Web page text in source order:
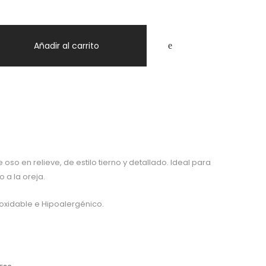
Añadir al carrito
en relieve, de estilo tierno y detallado. Ideal para
a la oreja.
e Hipoalergénico.